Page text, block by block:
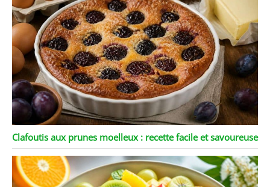
Clafoutis aux prunes moelleux : recette facile et savoureuse